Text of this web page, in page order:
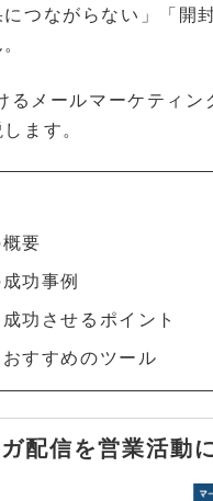
つながらない」「開
るメールマーケティ
ます。
要
功事例
功させるポイント
すすめのツール
配信を営業活動